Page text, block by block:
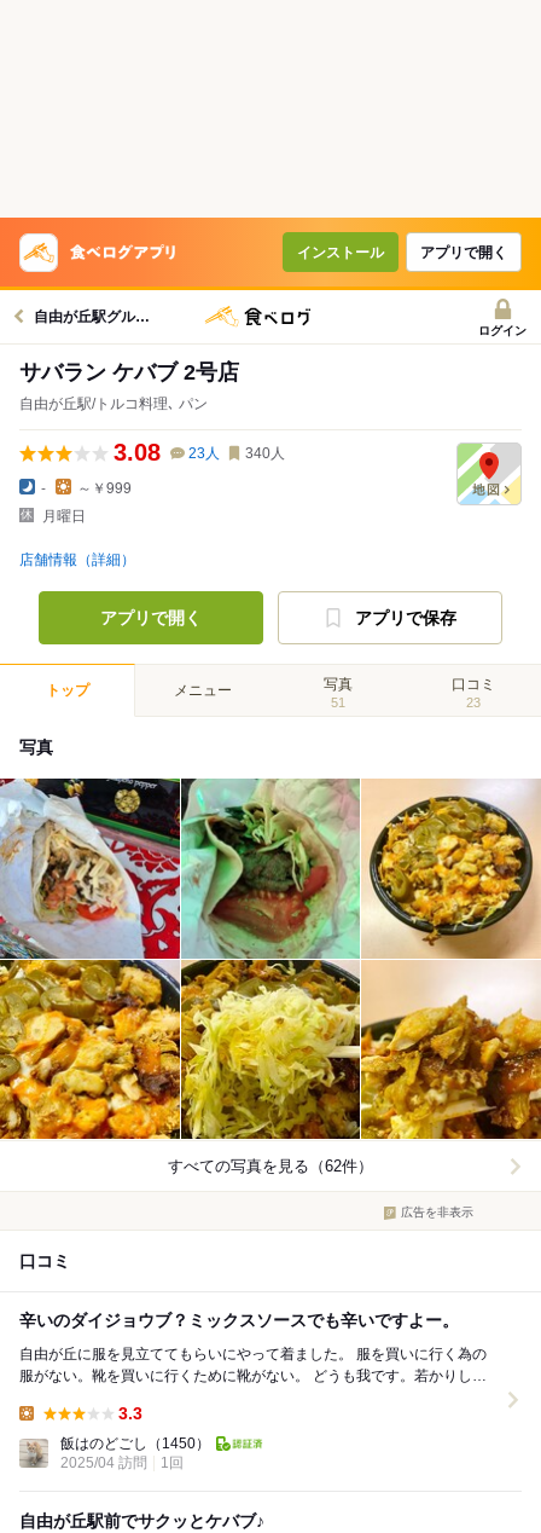
インストール アプリで開く
自由が丘駅グルメへ
ログイン
サバラン ケバブ 2号店
自由が丘駅/トルコ料理､ パン
3.08 23人 340人
-
～￥999
月曜日
店舗情報（詳細）
アプリで開く アプリで保存
トップ メニュー 写真
51
口コミ
23
写真
すべての写真を見る（62件）
広告を非表示
口コミ
辛いのダイジョウブ？ミックスソースでも辛いですよー。
自由が丘に服を見立ててもらいにやって着ました。 服を買いに行く為の
服がない。靴を買いに行くために靴がない。 どうも我です。若かりし頃
3.3
飯はのどごし
（1450）
2025/04 訪問
1回
自由が丘駅前でサクッとケバブ♪